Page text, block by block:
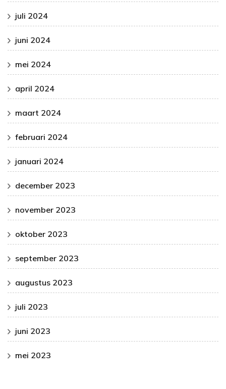
juli 2024
juni 2024
mei 2024
april 2024
maart 2024
februari 2024
januari 2024
december 2023
november 2023
oktober 2023
september 2023
augustus 2023
juli 2023
juni 2023
mei 2023